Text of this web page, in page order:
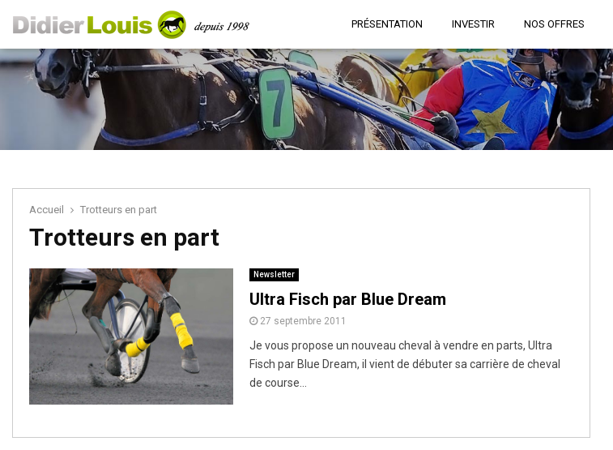
PRÉSENTATION INVESTIR NOS OFFRES
Accueil Trotteurs en part
Trotteurs en part
Newsletter
Ultra Fisch par Blue Dream
27 septembre 2011
Je vous propose un nouveau cheval à vendre en parts, Ultra
Fisch par Blue Dream, il vient de débuter sa carrière de cheval
de course...